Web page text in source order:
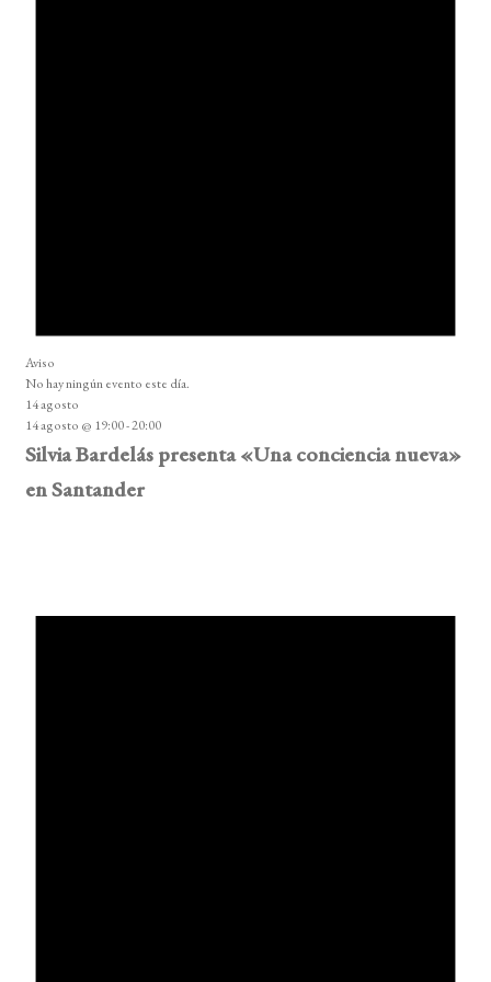
Aviso
No hay ningún evento este día.
14 agosto
14 agosto @ 19:00-20:00
Silvia Bardelás presenta «Una conciencia nueva»
en Santander